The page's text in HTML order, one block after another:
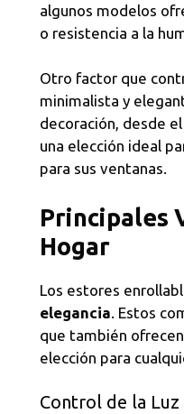
algunos modelos
o resistencia a la
Otro factor que
minimalista y
decoración, desde
una elección ideal
para sus ventanas.
Principales
Hogar
Los estores
elegancia . Estos
que también
elección para
Control de la Luz